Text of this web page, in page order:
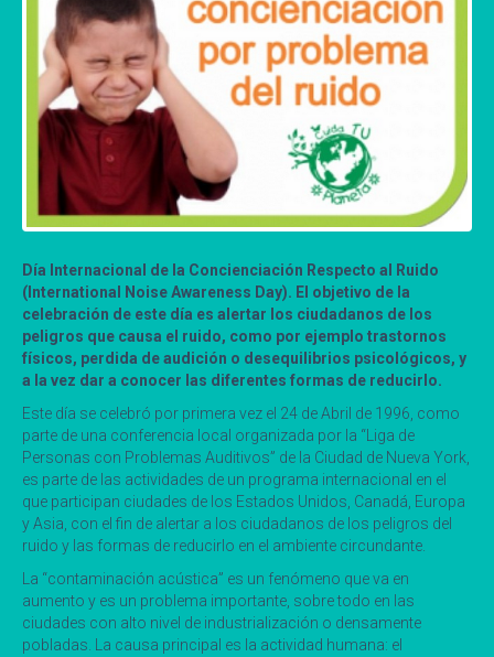
Día Internacional de la Concienciación Respecto al Ruido
(International Noise Awareness Day). El objetivo de la
celebración de este día es alertar los ciudadanos de los
peligros que causa el ruido, como por ejemplo trastornos
físicos, perdida de audición o desequilibrios psicológicos, y
a la vez dar a conocer las diferentes formas de reducirlo.
Este día se celebró por primera vez el 24 de Abril de 1996, como
parte de una conferencia local organizada por la “Liga de
Personas con Problemas Auditivos” de la Ciudad de Nueva York,
es parte de las actividades de un programa internacional en el
que participan ciudades de los Estados Unidos, Canadá, Europa
y Asia, con el fin de alertar a los ciudadanos de los peligros del
ruido y las formas de reducirlo en el ambiente circundante.
La “contaminación acústica” es un fenómeno que va en
aumento y es un problema importante, sobre todo en las
ciudades con alto nivel de industrialización o densamente
pobladas. La causa principal es la actividad humana: el